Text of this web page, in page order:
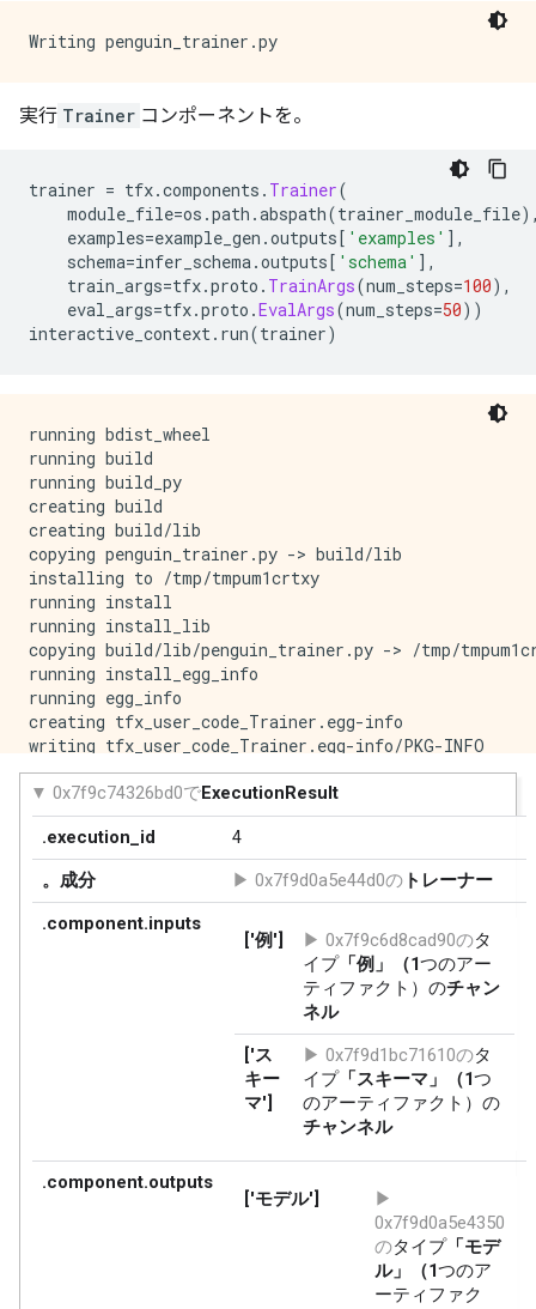
実行 Trainer コンポーネントを。
trainer = tfx.components . Trainer(
module_file=os .path .abspath(trainer_module_file
examples=example_gen .outputs[ 'examples' ],
schema=infer_schema.outputs[ 'schema' ],
train_args=tfx.proto . TrainArgs(num_steps=100),
eval_args=tfx.proto .EvalArgs(num_steps=50))
interactive_context. run(trainer)
running bdist_wheel
running build
running build_py
creating build
creating build/lib
copying penguin_trainer.py -> build/lib
installing to /tmp/tmpum1crtxy
running install
running install_lib
copying build/lib/penguin_trainer.py -> /tmp/
running install_egg_info
running egg_info
creating tfx_user_code_Trainer.egg-info
writing tfx_user_code_Trainer.egg-info/PKG-INFO
writing dependency_links to
writing top-level names to
writing manifest file 'tfx_user_code_Trainer.egg-info/
reading manifest file 'tfx_user_code_Trainer.egg-
writing manifest file 'tfx_user_code_Trainer.egg-info/
Copying tfx_user_code_Trainer.egg-info to /tmp/
running install_scripts
creating /tmp/tmpum1crtxy/tfx_user_code_Trainer-
creating '/tmp/tmpo87nn6ey/tfx_user_code_Trainer-
adding 'tfx_user_code_Trainer-
adding 'tfx_user_code_Trainer-
adding 'tfx_user_code_Trainer-
adding 'tfx_user_code_Trainer-
removing /tmp/tmpum1crtxy
/tmpfs/src/tf_docs_env/lib/python3.7/site-
listing git files failed - pretending there aren't
I1205 11:16:01.389324  6108
I1205 11:16:01.392832  6108
Processing /tmp/tfx-interactive-2021-12-
Installing collected packages: tfx-user-code-Trainer
Successfully installed tfx-user-code-Trainer-